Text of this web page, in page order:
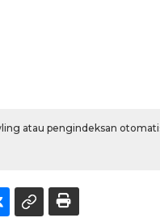
atau pengindeksan